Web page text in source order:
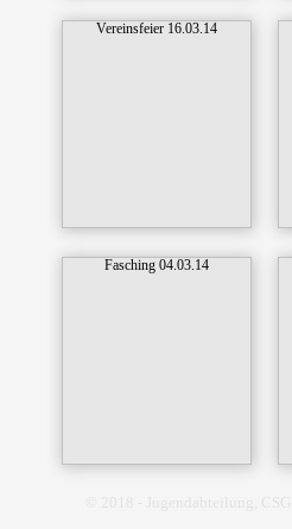
Vereinsfeier 16.03.14
Fasching 04.03.14